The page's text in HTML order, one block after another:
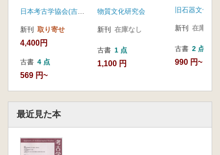
ミャンマー シャン高原西部 タムティム遺跡
考古学研究会第64回総会・研究集会報告
全国委員つうしん・会員つうしん
新刊 取り寄せ
4,400円
古書 4 点
569 円~
物質文化研究会
新刊 在庫なし
古書 1 点
1,100 円
新刊 在庫なし
古書 2 点
990 円~
最近見た本